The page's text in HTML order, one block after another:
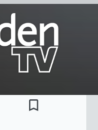
bookmark_border